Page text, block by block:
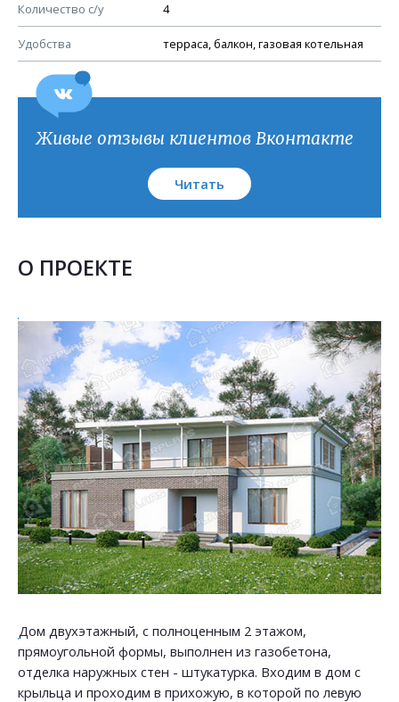
Количество с/у 4
Удобства терраса, балкон, газовая котельная
План кровли
Живые отзывы клиентов Вконтакте
Читать
О ПРОЕКТЕ
Дом двухэтажный, с полноценным 2 этажом,
прямоугольной формы, выполнен из газобетона,
отделка наружных стен - штукатурка. Входим в дом с
крыльца и проходим в прихожую, в которой по левую